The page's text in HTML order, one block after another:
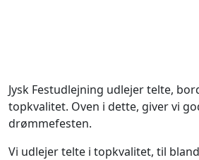
Jysk Festudlejning udlejer telte,
topkvalitet. Oven i dette, giver vi
drømmefesten.
Vi udlejer telte i topkvalitet, til